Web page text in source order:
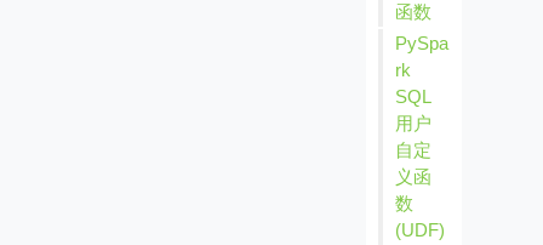
函数
PySpa
rk
SQL
用户
自定
义函
数
(UDF)